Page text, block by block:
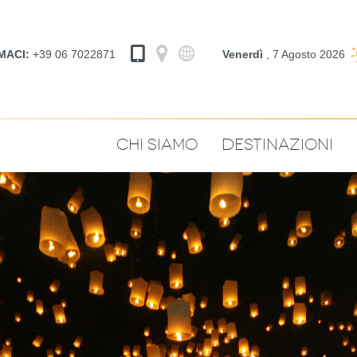
Venerdì , 7 Agosto 2026
+39 06 7022871
Destinazioni
Chi Siamo